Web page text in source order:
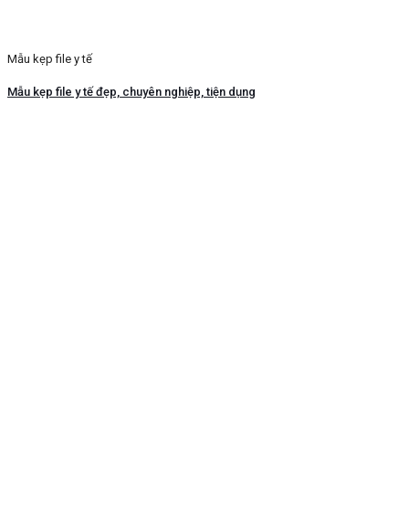
Mẫu kẹp file y tế
Mẫu kẹp file y tế đẹp, chuyên nghiệp, tiện dụng